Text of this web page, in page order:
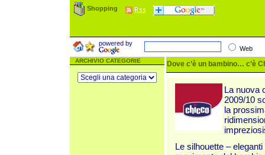
Shopping
powered by
Web
ARCHIVIO CATEGORIE Dove c’è un bambino… c’è
La nuova
2009/10
la
Le silhouette –